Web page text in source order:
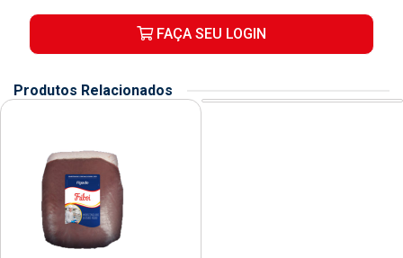
FAÇA SEU LOGIN
Produtos Relacionados